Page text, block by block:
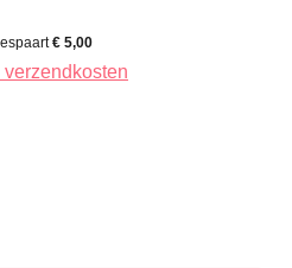
€ 5,00
4.2 van 5 sterren